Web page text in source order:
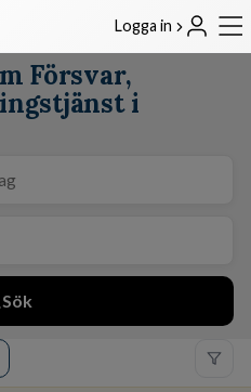
Logga in
Försvar,
i
Sök